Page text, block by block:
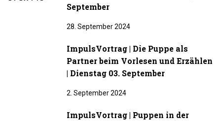
September
28. September 2024
ImpulsVortrag | Die Puppe als
Partner beim Vorlesen und Erzählen
| Dienstag 03. September
2. September 2024
ImpulsVortrag | Puppen in der